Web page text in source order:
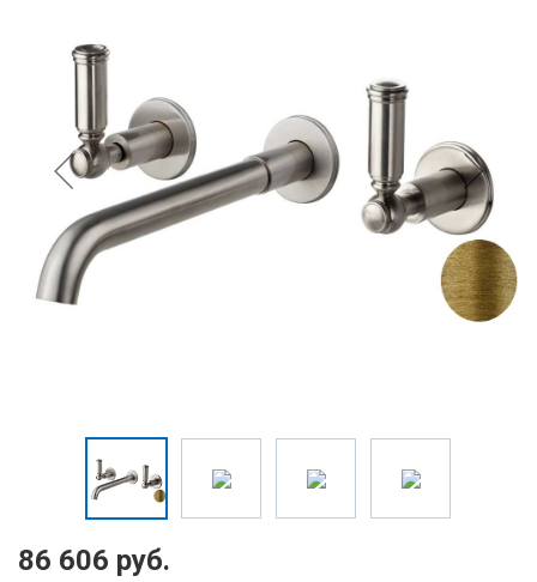
86 606 руб.